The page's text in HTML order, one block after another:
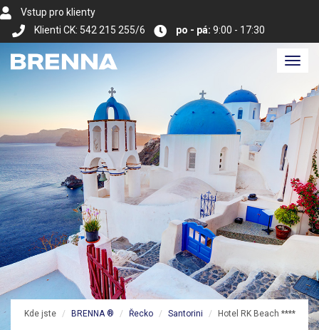
Vstup pro klienty
Klienti CK: 542 215 255/6
po - pá: 9:00 - 17:30
Kde jste BRENNA ® Řecko Santorini Hotel RK Beach ****